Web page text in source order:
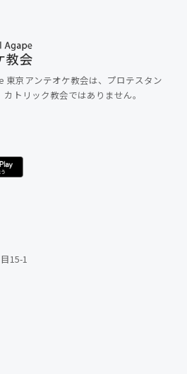
東京アンテオケ教会は、プロテスタン
トリック教会ではありません。
15-1